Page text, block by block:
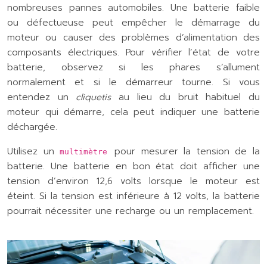
nombreuses pannes automobiles. Une batterie faible
ou défectueuse peut empêcher le démarrage du
moteur ou causer des problèmes d’alimentation des
composants électriques. Pour vérifier l’état de votre
batterie, observez si les phares s’allument
normalement et si le démarreur tourne. Si vous
entendez un cliquetis au lieu du bruit habituel du
moteur qui démarre, cela peut indiquer une batterie
déchargée.
Utilisez unmultimètre pour mesurer la tension de la
batterie. Une batterie en bon état doit afficher une
tension d’environ 12,6 volts lorsque le moteur est
éteint. Si la tension est inférieure à 12 volts, la batterie
pourrait nécessiter une recharge ou un remplacement.